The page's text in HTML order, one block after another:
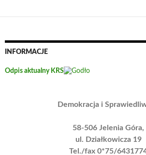
INFORMACJE
Odpis aktualny KRS
Demokracja i
58-506 Jelenia Góra,
ul. Działkowicza 19
Tel./fax 0*75/